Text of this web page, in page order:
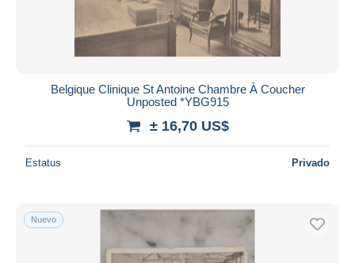
Belgique Clinique St Antoine Chambre À Coucher
Unposted *YBG915
± 16,70 US$
Estatus Privado
Nuevo